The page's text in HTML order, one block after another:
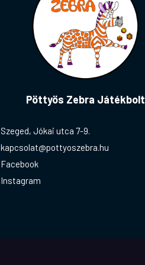
Pöttyös Zebra Játékbolt
Szeged, Jókai utca 7-9.
kapcsolat@pottyoszebra.hu
Facebook
Instagram